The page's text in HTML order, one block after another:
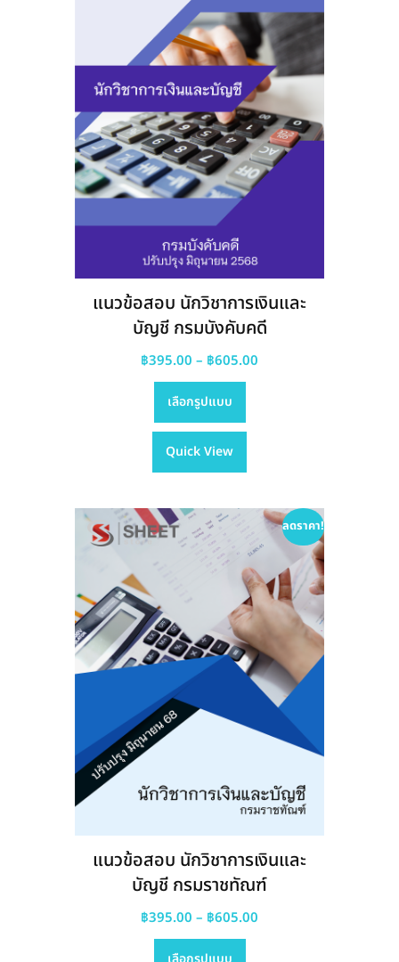
be
chosen
on
the
product
page
แนวข้อสอบ นักวิชาการเงินและ
บัญชี กรมบังคับคดี
฿395.00 – ฿605.00
เลือกรูปแบบ
This
has
variants.
options
may
be
chosen
on
the
product
page
Quick View
ลดราคา!
แนวข้อสอบ นักวิชาการเงินและ
บัญชี กรมราชทัณฑ์
฿395.00 – ฿605.00
This